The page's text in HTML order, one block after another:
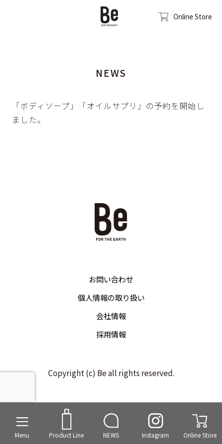
Online Store
Menu Product Line NEWS Instagram Online Store
NEWS
「ボディソープ」「オイルサプリ」の予約を開始し
ました。
お問い合わせ
個人情報の取り扱い
会社情報
採用情報
Copyright (c) Be all rights reserved.